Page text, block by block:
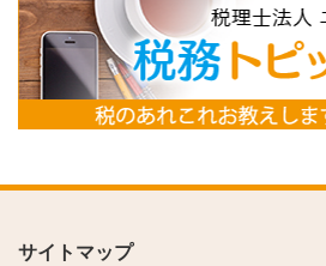
サイトマップ